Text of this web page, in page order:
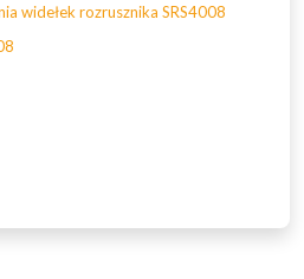
widełek rozrusznika SRS4008